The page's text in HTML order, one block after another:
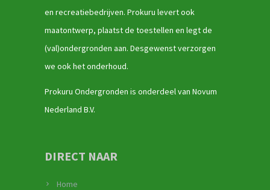
en recreatiebedrijven. Prokuru levert ook
maatontwerp, plaatst de toestellen en legt de
(val)ondergronden aan. Desgewenst verzorgen
we ook het onderhoud.
Prokuru Ondergronden is onderdeel van Novum
Nederland B.V.
DIRECT NAAR
Home